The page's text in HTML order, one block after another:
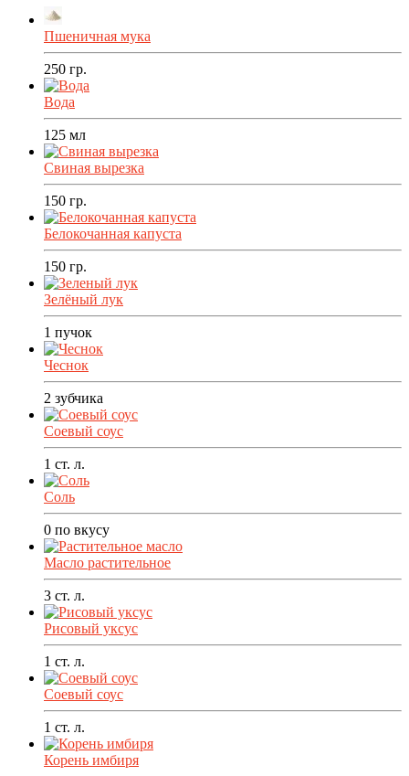
Пшеничная мука
250 гр.
Вода
125 мл
Свиная вырезка
150 гр.
Белокочанная капуста
150 гр.
Зелёный лук
1 пучок
Чеснок
2 зубчика
Соевый соус
1 ст. л.
Соль
0 по вкусу
Масло растительное
3 ст. л.
Рисовый уксус
1 ст. л.
Соевый соус
1 ст. л.
Корень имбиря